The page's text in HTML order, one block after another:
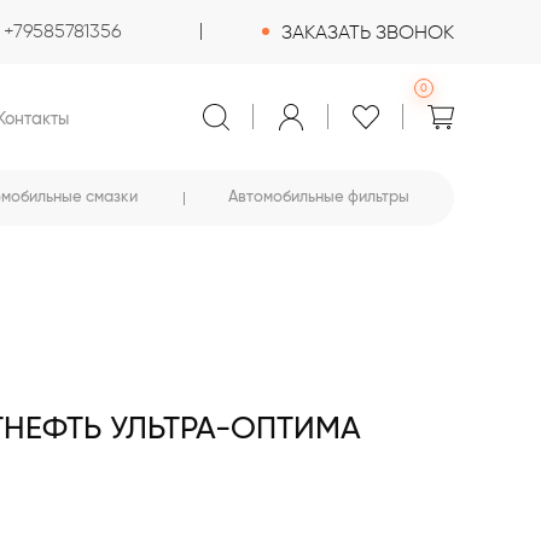
+79585781356 ЗАКАЗАТЬ ЗВОНОК
0
смазки Автомобильные фильтры
УЛЬТРА-ОПТИМА